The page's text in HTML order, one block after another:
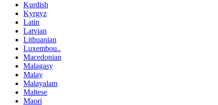
Kurdish
Kyrgyz
Latin
Latvian
Lithuanian
Luxembou..
Macedonian
Malagasy
Malay
Malayalam
Maltese
Maori